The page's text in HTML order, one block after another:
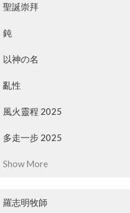
聖誕崇拜
鈍
以神の名
亂性
風火靈程 2025
多走一步 2025
Show More
羅志明牧師